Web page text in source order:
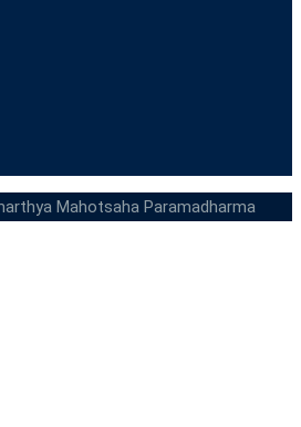
Mahotsaha Paramadharma